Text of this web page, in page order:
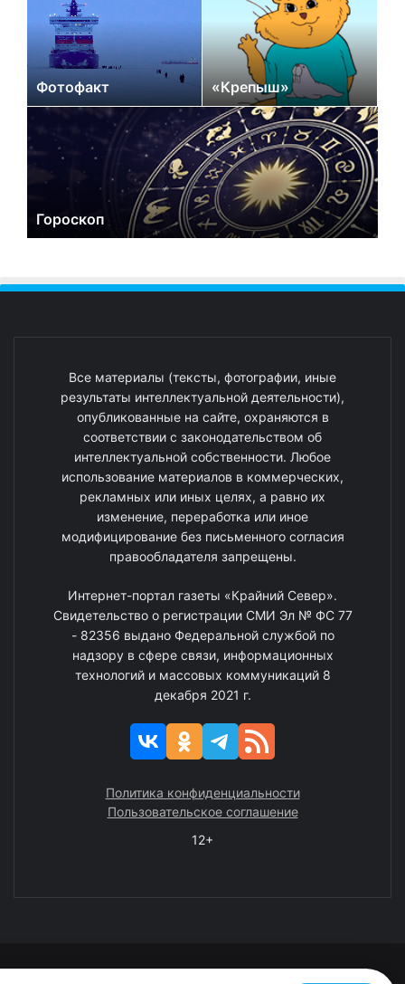
Фотофакт «Крепыш»
Гороскоп
Все материалы (тексты, фотографии, иные
результаты интеллектуальной деятельности),
опубликованные на сайте, охраняются в
соответствии с законодательством об
интеллектуальной собственности. Любое
использование материалов в коммерческих,
рекламных или иных целях, а равно их
изменение, переработка или иное
модифицирование без письменного согласия
правообладателя запрещены.
Интернет-портал газеты «Крайний Север».
Свидетельство о регистрации СМИ Эл № ФС 77
- 82356 выдано Федеральной службой по
надзору в сфере связи, информационных
технологий и массовых коммуникаций 8
декабря 2021 г.
Политика конфиденциальности
Пользовательское соглашение
12+